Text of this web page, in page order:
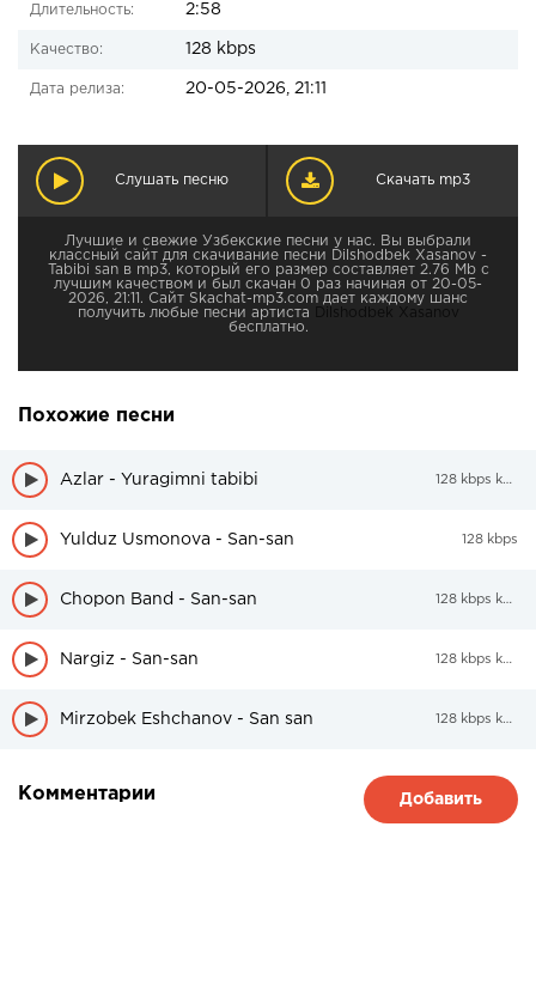
Длительность: 2:58
Качество: 128 kbps
Дата релиза: 20-05-2026, 21:11
Слушать песню Скачать mp3
Лучшие и свежие Узбекские песни у нас. Вы выбрали
классный сайт для скачивание песни Dilshodbek Xasanov -
Tabibi san в mp3, который его размер составляет 2.76 Mb с
лучшим качеством и был скачан 0 раз начиная от 20-05-
2026, 21:11. Сайт Skachat-mp3.com дает каждому шанс
получить любые песни артиста
Dilshodbek Xasanov
бесплатно.
Похожие песни
Azlar - Yuragimni tabibi 128 kbps kbps
Yulduz Usmonova - San-san 128 kbps
Chopon Band - San-san 128 kbps kbps
Nargiz - San-san 128 kbps kbps
Mirzobek Eshchanov - San san 128 kbps kbps
Комментарии Добавить